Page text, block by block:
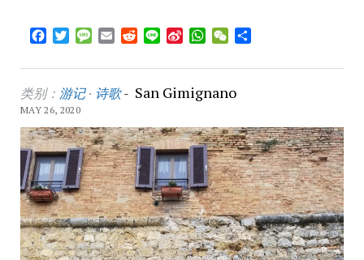
Facebook
TwitterMessage
EmailReddit
LineSinaWhatsApp
WeChatShare
类别： 游记· 诗歌- San Gimignano
MAY 26, 2020